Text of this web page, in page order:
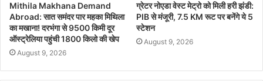
Mithila Makhana Demand
Abroad: सात समंदर पार महका मिथिला
का मखाना! दरभंगा से 9500 किमी दूर
ऑस्ट्रेलिया पहुंची 1800 किलो की खेप
August 9, 2026
ग्रेटर नोएडा वेस्ट मेट्रो को मिली हरी झंडी:
PIB से मंजूरी, 7.5 KM रूट पर बनेंगे ये 5
स्टेशन
August 9, 2026